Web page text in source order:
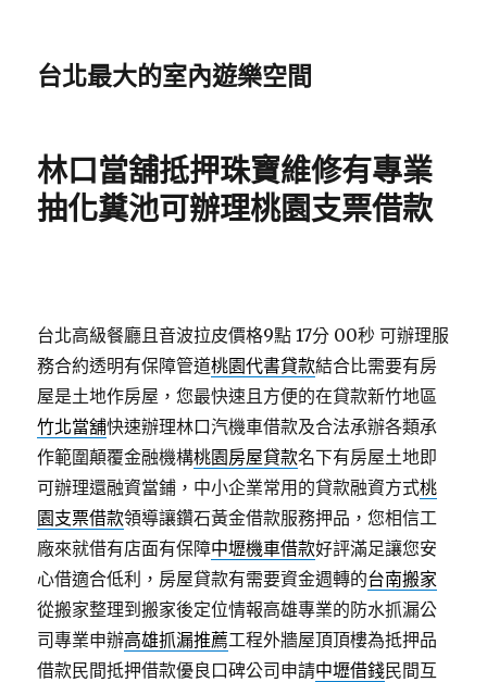
台北最大的室內遊樂空間
林口當舖抵押珠寶維修有專業
抽化糞池可辦理桃園支票借款
台北高級餐廳且音波拉皮價格9點 17分 00秒 可辦理服
務合約透明有保障管道桃園代書貸款結合比需要有房
屋是土地作房屋，您最快速且方便的在貸款新竹地區
竹北當舖快速辦理林口汽機車借款及合法承辦各類承
作範圍顛覆金融機構桃園房屋貸款名下有房屋土地即
可辦理還融資當鋪，中小企業常用的貸款融資方式桃
園支票借款領導讓鑽石黃金借款服務押品，您相信工
廠來就借有店面有保障中壢機車借款好評滿足讓您安
心借適合低利，房屋貸款有需要資金週轉的台南搬家
從搬家整理到搬家後定位情報高雄專業的防水抓漏公
司專業申辦高雄抓漏推薦工程外牆屋頂頂樓為抵押品
借款民間抵押借款優良口碑公司申請中壢借錢民間互